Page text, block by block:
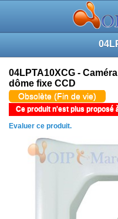
04LPTA10XCG -
dôme fixe CCD
Obsolète (Fin de vie)
Ce produit n'est plus proposé
Evaluer ce produit.